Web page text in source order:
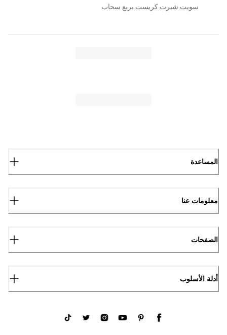
سويت شيرت كريست بربع سحاب
المساعدة
معلومات عنا
الصفحات
أدلة الأسلوب